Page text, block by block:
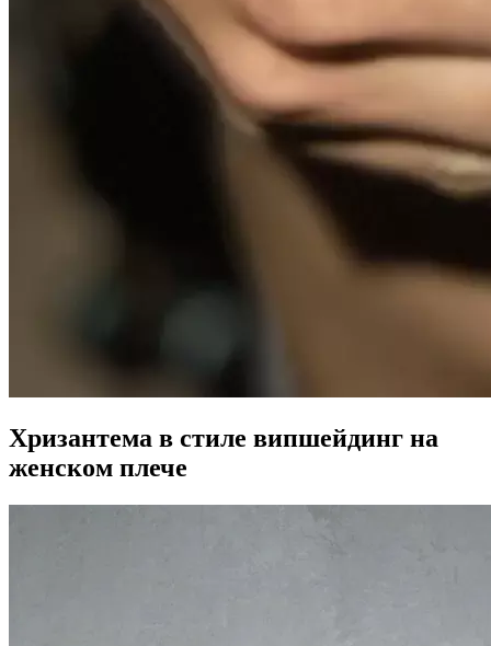
Хризантема в стиле випшейдинг на
женском плече